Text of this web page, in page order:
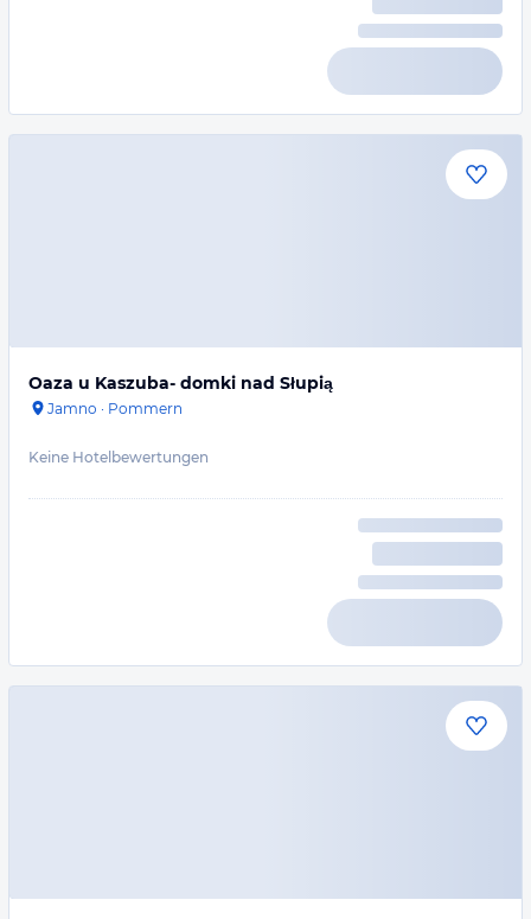
Oaza u Kaszuba- domki nad Słupią
Jamno · Pommern
Keine Hotelbewertungen